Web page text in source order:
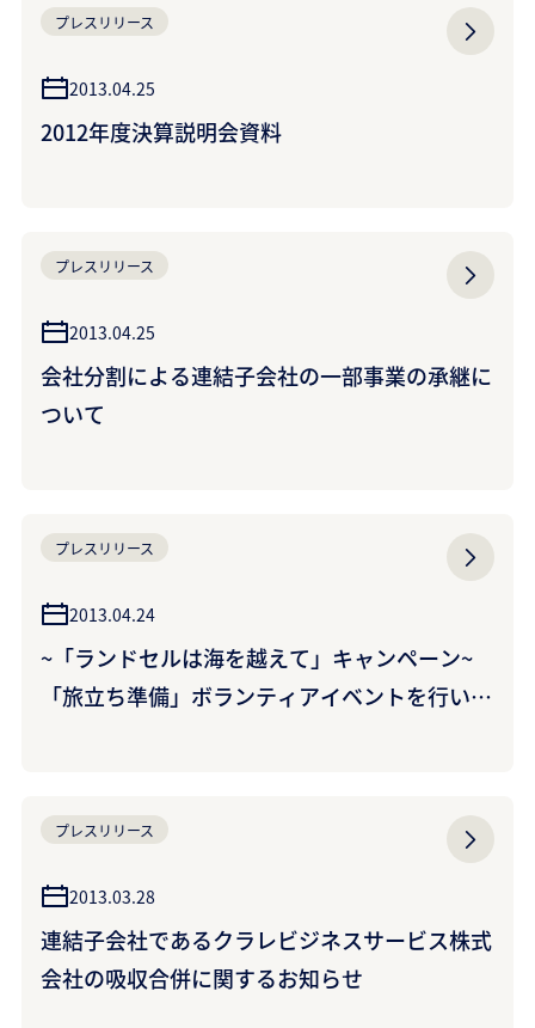
プレスリリース
2013.04.25
2012年度決算説明会資料
プレスリリース
2013.04.25
会社分割による連結子会社の一部事業の承継に
ついて
プレスリリース
2013.04.24
~「ランドセルは海を越えて」キャンペーン~
「旅立ち準備」ボランティアイベントを行いま
プレスリリース
2013.03.28
連結子会社であるクラレビジネスサービス株式
会社の吸収合併に関するお知らせ